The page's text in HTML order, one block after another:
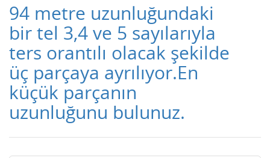
94 metre uzunluğundaki
bir tel 3,4 ve 5 sayılarıyla
ters orantılı olacak şekilde
üç parçaya ayrılıyor.En
küçük parçanın
uzunluğunu bulunuz.